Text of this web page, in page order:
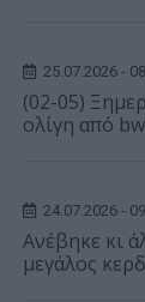
25.07.2026 -
(02-05)
ολίγη από
24.07.2026 -
Ανέβηκε κι
μεγάλος